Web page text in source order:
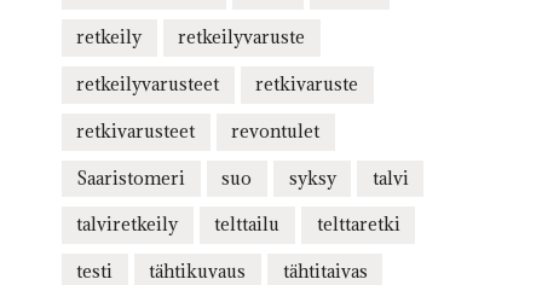
retkeily retkeilyvaruste
retkeilyvarusteet retkivaruste
retkivarusteet revontulet
Saaristomeri suo syksy talvi
talviretkeily telttailu telttaretki
testi tähtikuvaus tähtitaivas